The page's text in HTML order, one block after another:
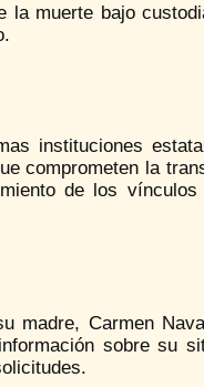
muerte bajo
instituciones
comprometen la
de los
madre, Carmen
sobre su